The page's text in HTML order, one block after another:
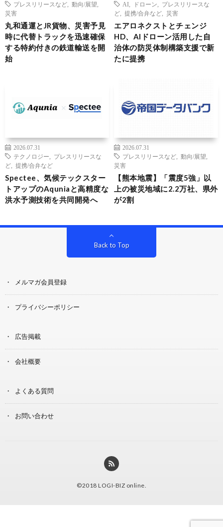
プレスリリースなど
動向/展望
災害
丸和通運とJR貨物、災害予見
時に代替トラックを迅速確保
する特約付きの鉄道輸送を開
始
AI
ドローン
プレスリリースな
ど
提携/合弁など 災害
エアロネクストとチェンジ
HD、AIドローン活用した自
治体の防災体制構築支援で新
たに提携
2026.07.31
テクノロジー
プレスリリースな
ど
提携/合弁など
Spectee、気候テックスター
トアップのAquniaと高精度な
洪水予測技術を共同開発へ
2026.07.31
プレスリリースなど
動向/展望
災害
【熊本地震】「震度5強」以
上の被災地域に2.2万社、県外
が2割
Back to Top
メルマガ会員登録
プライバシーポリシー
広告掲載
会社概要
よくある質問
お問い合わせ
©2018 LOGI-BIZ online